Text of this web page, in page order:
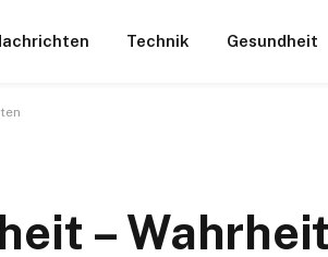
Technik Gesundheit
–